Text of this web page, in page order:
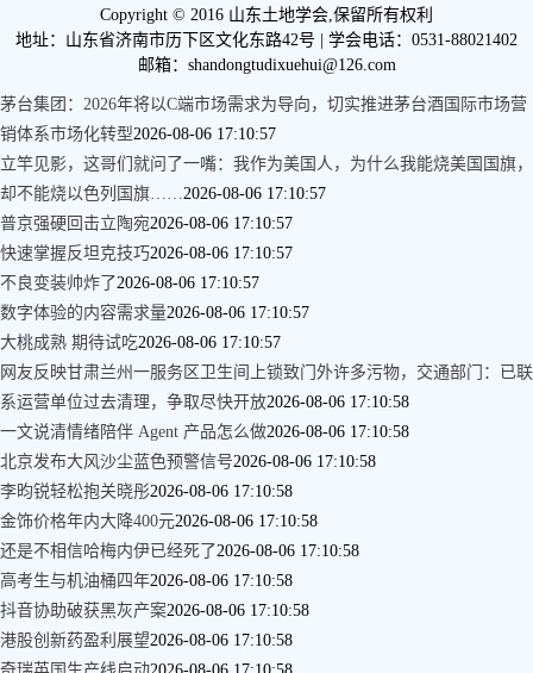
Copyright © 2016 山东土地学会,保留所有权利
地址：山东省济南市历下区文化东路42号 | 学会电话：0531-88021402
邮箱：shandongtudixuehui@126.com
茅台集团：2026年将以C端市场需求为导向，切实推进茅台酒国际市场营
销体系市场化转型2026-08-06 17:10:57
立竿见影，这哥们就问了一嘴：我作为美国人，为什么我能烧美国国旗，
却不能烧以色列国旗……2026-08-06 17:10:57
普京强硬回击立陶宛2026-08-06 17:10:57
快速掌握反坦克技巧2026-08-06 17:10:57
不良变装帅炸了2026-08-06 17:10:57
数字体验的内容需求量2026-08-06 17:10:57
大桃成熟 期待试吃2026-08-06 17:10:57
网友反映甘肃兰州一服务区卫生间上锁致门外许多污物，交通部门：已联
系运营单位过去清理，争取尽快开放2026-08-06 17:10:58
一文说清情绪陪伴 Agent 产品怎么做2026-08-06 17:10:58
北京发布大风沙尘蓝色预警信号2026-08-06 17:10:58
李昀锐轻松抱关晓彤2026-08-06 17:10:58
金饰价格年内大降400元2026-08-06 17:10:58
还是不相信哈梅内伊已经死了2026-08-06 17:10:58
高考生与机油桶四年2026-08-06 17:10:58
抖音协助破获黑灰产案2026-08-06 17:10:58
港股创新药盈利展望2026-08-06 17:10:58